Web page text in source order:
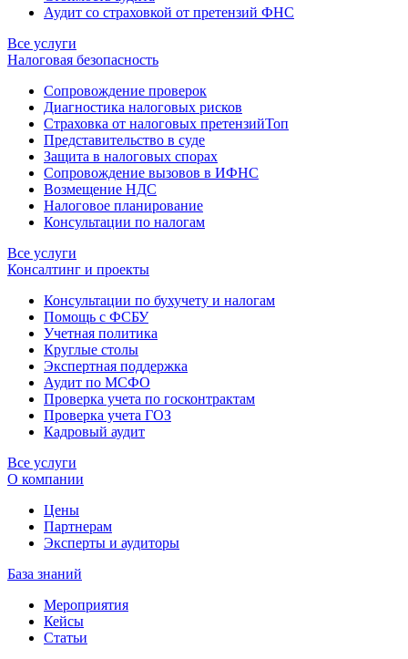
Аудит со страховкой от претензий ФНС
Все услуги
Налоговая безопасность
Сопровождение проверок
Диагностика налоговых рисков
Страховка от налоговых претензийТоп
Представительство в суде
Защита в налоговых спорах
Сопровождение вызовов в ИФНС
Возмещение НДС
Налоговое планирование
Консультации по налогам
Все услуги
Консалтинг и проекты
Консультации по бухучету и налогам
Помощь с ФСБУ
Учетная политика
Круглые столы
Экспертная поддержка
Аудит по МСФО
Проверка учета по госконтрактам
Проверка учета ГОЗ
Кадровый аудит
Все услуги
О компании
Цены
Партнерам
Эксперты и аудиторы
База знаний
Мероприятия
Кейсы
Статьи